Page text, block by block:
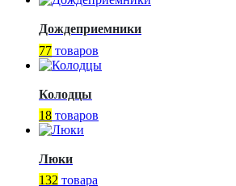
Дождеприемники
77 товаров
Колодцы
18 товаров
Люки
132 товара